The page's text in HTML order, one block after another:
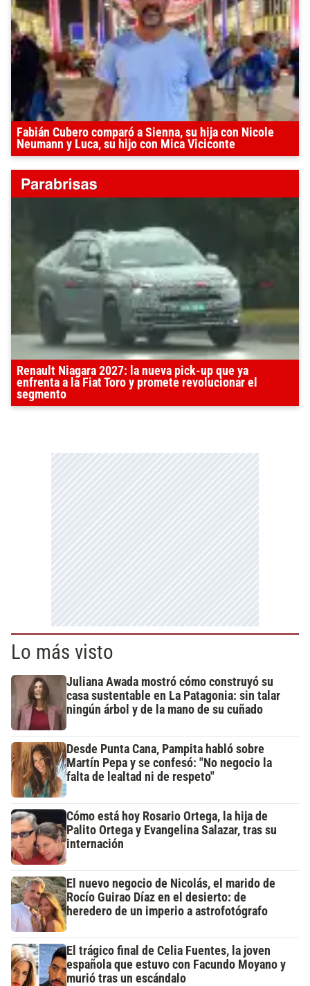
Fabián Cubero comparó a Sienna, su hija con Nicole
Neumann y Luca, su hijo con Mica Viciconte
Renault Niagara 2027: la nueva pick-up que ya
enfrenta a la Fiat Toro y promete revolucionar el
segmento
Lo más visto
Juliana Awada mostró cómo construyó su
casa sustentable en La Patagonia: sin talar
ningún árbol y de la mano de su cuñado
Desde Punta Cana, Pampita habló sobre
Martín Pepa y se confesó: "No negocio la
falta de lealtad ni de respeto"
Cómo está hoy Rosario Ortega, la hija de
Palito Ortega y Evangelina Salazar, tras su
internación
El nuevo negocio de Nicolás, el marido de
Rocío Guirao Díaz en el desierto: de
heredero de un imperio a astrofotógrafo
El trágico final de Celia Fuentes, la joven
española que estuvo con Facundo Moyano y
murió tras un escándalo